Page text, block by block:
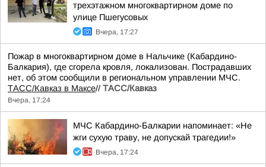
трехэтажном многоквартирном доме по
улице Пшегусовых
Вчера, 17:27
Пожар в многоквартирном доме в Нальчике (Кабардино-
Балкария), где сгорела кровля, локализован. Пострадавших
нет, об этом сообщили в региональном управлении МЧС.
ТАСС/Кавказ в Максе// ТАСС/Кавказ
Вчера, 17:24
МЧС Кабардино-Балкарии напоминает: «Не
жги сухую траву, не допускай трагедии!»
Вчера, 17:24